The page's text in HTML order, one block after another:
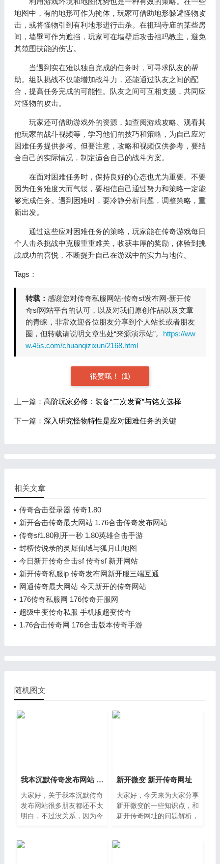
地图中，有的地形可作为掩体，玩家可借助地形躲避怪物攻
击，或将怪物引到有利地形进行击杀。在祖玛寺庙的某些房
间，墙壁可作为遮挡，玩家可在墙壁后攻击祖玛教主，避免
其范围技能的伤害。
当遇到实在难以独自完成的任务时，可寻求队友的帮
助。组队挑战不仅能增加战斗力，还能通过队友之间的配
合，提高任务完成的可能性。队友之间可互相支援，共同应
对怪物的攻击。
玩家还可借助游戏外的资源，如查阅游戏攻略、观看其
他玩家的战斗视频等，学习他们的技巧和策略，为自己应对
困难任务提供参考。但要注意，攻略和视频仅供参考，要结
合自己的实际情况，制定适合自己的战斗方案。
在面对困难任务时，保持良好的心态也尤为重要。不要
因为任务难度大而气馁，要相信自己通过努力和策略一定能
够完成任务。遇到困难时，要冷静分析问题，调整策略，重
新出发。
通过这些应对困难任务的策略，玩家能在传奇游戏每日
个人击杀挑战中克服重重难关，收获丰厚的奖励，体验到挑
战成功的喜悦，不断提升自己在游戏中的实力与地位。
Tags：
转载： 感谢您对传奇私服网站-传奇sf发布网-新开传
奇sf网站平台的认可，以及对我们原创作品以及文章
的青睐，非常欢迎各位朋友分享到个人站长或者朋友
圈，但转载请说明文章出处“来源演示站”。 https://ww
w.45s.com/chuanqizixun/2168.html
很赞哦！ (1)
上一篇： 高阶玩家必修：装备“二次发育”与铭文选择
下一篇： 深入研究怪物特性是应对困难任务的关键
相关文章
传奇合击登录器 传奇1.80
新开合击传奇最大网站 1.76合击传奇发布网站
传奇sf1.80刚开一秒 1.80英雄合击手游
封榜传说录的灵犀仙域与狐月山地图
今日新开传奇合击sf 传奇sf 新开网站
新开传奇私服ip 传奇发布网新开服三端互通
网通传奇最大网站 今天新开的传奇网站
176传奇私服网 176传奇开服网
超级中变传奇私服 手机版超变传奇
1.76合击传奇网 176合击版本传奇手游
随机图文
我本沉默传奇发布网站 传奇sf电脑版发布网
大家好，关于我本沉默传奇
发布网站很多朋友都还不太
明白，不过没关系，因为今
点，相信应该可以解决大家
新开微变 新开传奇网址
大家好，今天来为大家分享
新开微变的一些知识点，和
新开传奇网址的问题解析，
以看看本篇文章，相信很大